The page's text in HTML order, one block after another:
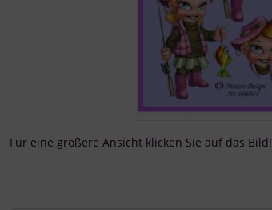
Für eine größere Ansicht klicken Sie auf das Bild!